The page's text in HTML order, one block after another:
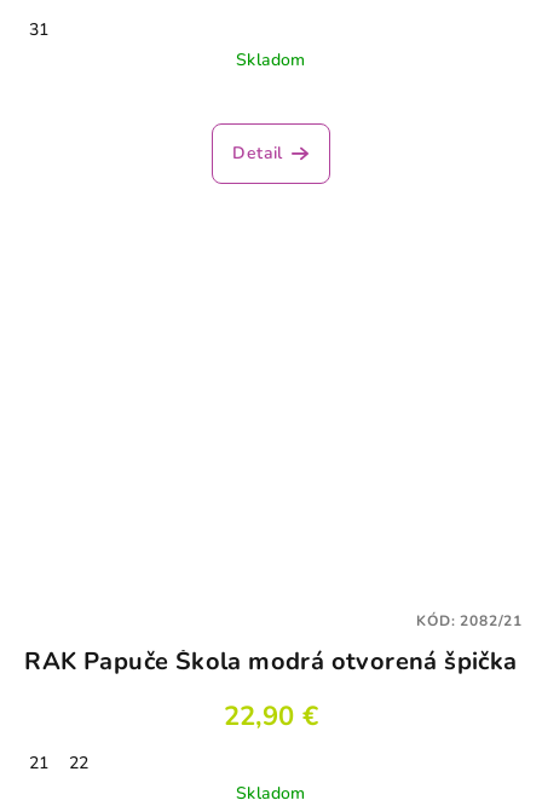
31
Skladom
hodnotenie
produktu
Detail
RAK Papuče Škola modrá otvorená špička
22,90 €
21
22
Skladom
KÓD:2082/21